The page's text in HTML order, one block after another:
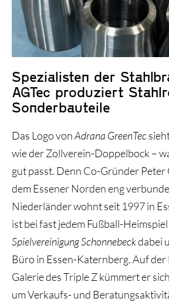
Historie und Entwicklung
Spezialisten der
AGTec produziert
Sonderbauteile
Das Logo vonAdrana GreenTec
wie der Zollverein-Doppelbock –
gut passt. Denn Co-Gründer Peter
dem Essener Norden eng
Niederländer wohnt seit 1997 in
ist bei fast jedem Fußball-
Spielvereinigung Schonnebeckdabei
Büro in Essen-Katernberg. Auf der
Galerie des Triple Z kümmert er
um Verkaufs- und